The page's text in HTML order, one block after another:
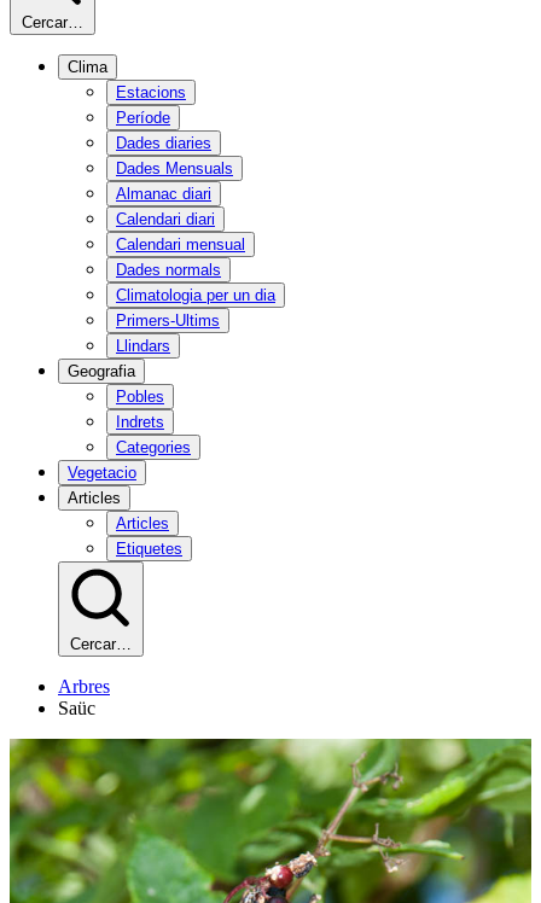
Cercar…
Clima
Estacions
Període
Dades diaries
Dades Mensuals
Almanac diari
Calendari diari
Calendari mensual
Dades normals
Climatologia per un dia
Primers-Ultims
Llindars
Geografia
Pobles
Indrets
Categories
Vegetacio
Articles
Articles
Etiquetes
Cercar…
Arbres
Saüc